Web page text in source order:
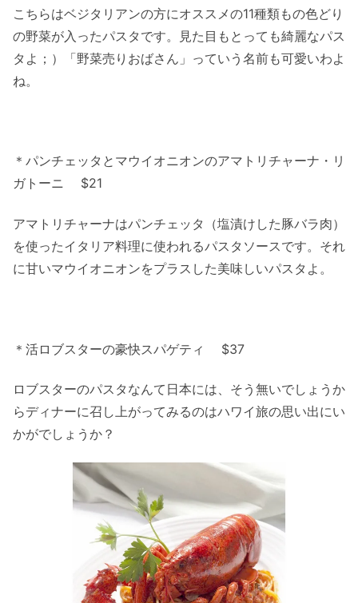
こちらはベジタリアンの方にオススメの11種類もの色どり
の野菜が入ったパスタです。見た目もとっても綺麗なパス
タよ；）「野菜売りおばさん」っていう名前も可愛いわよ
ね。
＊パンチェッタとマウイオニオンのアマトリチャーナ・リ
ガトーニ $21
アマトリチャーナはパンチェッタ（塩漬けした豚バラ肉）
を使ったイタリア料理に使われるパスタソースです。それ
に甘いマウイオニオンをプラスした美味しいパスタよ。
＊活ロブスターの豪快スパゲティ $37
ロブスターのパスタなんて日本には、そう無いでしょうか
らディナーに召し上がってみるのはハワイ旅の思い出にい
かがでしょうか？